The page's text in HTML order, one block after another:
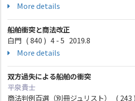
More details
船舶衝突と商法改正
白門 ( 840 ) 4 - 5 2019.8
More details
双方過失による船舶の衝突
平泉貴士
商法判例百選（別冊ジュリスト） (